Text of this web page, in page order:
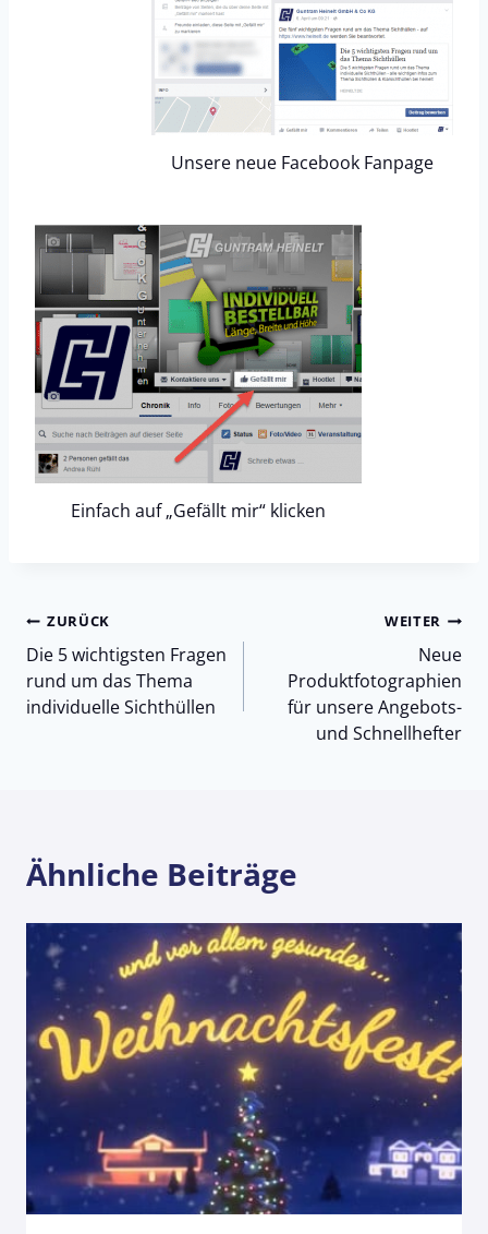
Unsere neue Facebook Fanpage
Einfach auf „Gefällt mir“ klicken
Beitragsnavigation
ZURÜCK
Die 5 wichtigsten Fragen
rund um das Thema
individuelle Sichthüllen
WEITER
Neue
Produktfotographien
für unsere Angebots-
und Schnellhefter
Ähnliche Beiträge